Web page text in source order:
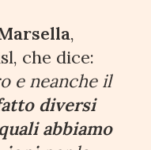
,
che dice:
e neanche il
diversi
abbiamo